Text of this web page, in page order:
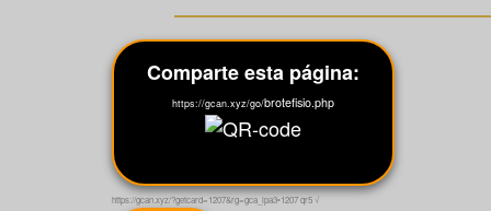
Comparte esta página:
https://gcan.xyz/go/brotefisio.php
https://gcan.xyz/?getcard=1207&rg=gca_lpa3•1207 qr5 √